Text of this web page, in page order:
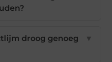
droog genoeg
▼